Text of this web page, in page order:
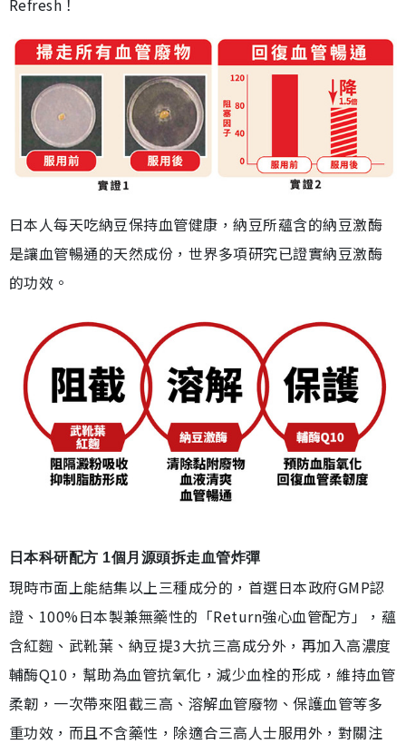
Refresh！
日本人每天吃納豆保持血管健康，納豆所蘊含的納豆激酶
是讓血管暢通的天然成份，世界多項研究已證實納豆激酶
的功效。
日本科研配方 1個月源頭拆走血管炸彈
現時市面上能結集以上三種成分的，首選日本政府GMP認
證、100%日本製兼無藥性的「Return強心血管配方」，蘊
含紅麴、武靴葉、納豆提3大抗三高成分外，再加入高濃度
輔酶Q10，幫助為血管抗氧化，減少血栓的形成，維持血管
柔韌，一次帶來阻截三高、溶解血管廢物、保護血管等多
重功效，而且不含藥性，除適合三高人士服用外，對關注